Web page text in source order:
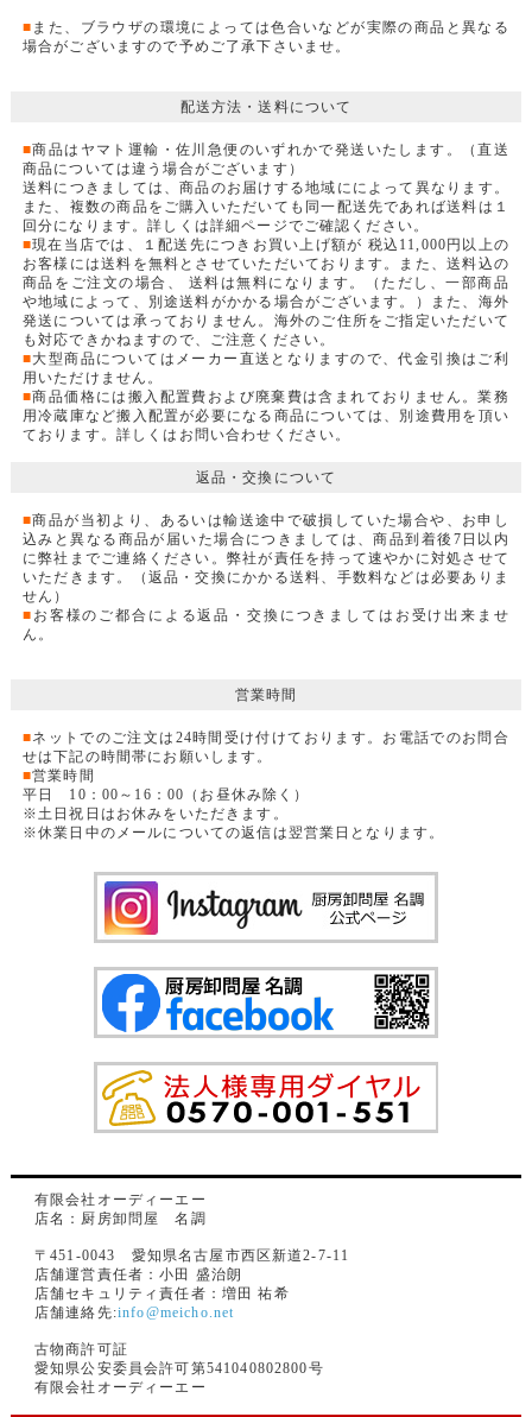
■ また、ブラウザの環境によっては色合いなどが実際の商品と異なる
場合がございますので予めご了承下さいませ。
配送方法・送料について
■商品はヤマト運輸・佐川急便のいずれかで発送いたします。（直送
商品については違う場合がございます）
送料につきましては、商品のお届けする地域にによって異なります。
また、複数の商品をご購入いただいても同一配送先であれば送料は１
回分になります。詳しくは詳細ページでご確認ください。
■現在当店では、１配送先につきお買い上げ額が 税込11,000円以上の
お客様には送料を無料とさせていただいております。また、送料込の
商品をご注文の場合、 送料は無料になります。（ただし、一部商品
や地域によって、別途送料がかかる場合がございます。）また、海外
発送については承っておりません。海外のご住所をご指定いただいて
も対応できかねますので、ご注意ください。
■大型商品についてはメーカー直送となりますので、代金引換はご利
用いただけません。
■商品価格には搬入配置費および廃棄費は含まれておりません。業務
用冷蔵庫など搬入配置が必要になる商品については、別途費用を頂い
ております。詳しくはお問い合わせください。
返品・交換について
■商品が当初より、あるいは輸送途中で破損していた場合や、お申し
込みと異なる商品が届いた場合につきましては、商品到着後7日以内
に弊社までご連絡ください。弊社が責任を持って速やかに対処させて
いただきます。（返品・交換にかかる送料、手数料などは必要ありま
せん）
■ お客様のご都合による返品・交換につきましてはお受け出来ませ
ん。
営業時間
■ネットでのご注文は24時間受け付けております。お電話でのお問合
せは下記の時間帯にお願いします。
■営業時間
平日 10：00～16：00（お昼休み除く）
※土日祝日はお休みをいただきます。
※休業日中のメールについての返信は翌営業日となります。
有限会社オーディーエー
店名：厨房卸問屋 名調
〒451-0043 愛知県名古屋市西区新道2-7-11
店舗運営責任者：小田 盛治朗
店舗セキュリティ責任者：増田 祐希
店舗連絡先:info@meicho.net
古物商許可証
愛知県公安委員会許可第541040802800号
有限会社オーディーエー